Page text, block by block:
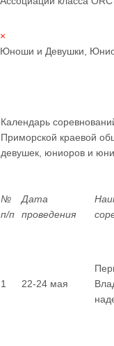
×
Юноши и Девушки,
Календарь
Приморской краевой
девушек, юниоров и
№
п/п
Дата
проведения
1 22-24 мая